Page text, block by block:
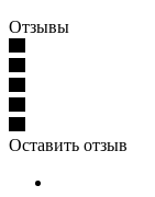
Отзывы
Оставить отзыв